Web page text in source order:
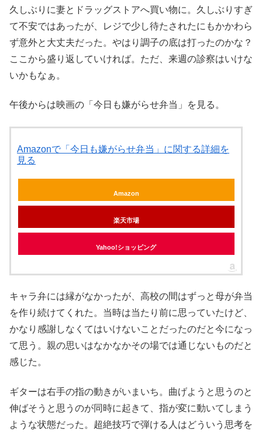
久しぶりに妻とドラッグストアへ買い物に。久しぶりすぎ
て不安ではあったが、レジで少し待たされたにもかかわら
ず意外と大丈夫だった。やはり調子の底は打ったのかな？
ここから盛り返していければ。ただ、来週の診察はいけな
いかもなぁ。
午後からは映画の「今日も嫌がらせ弁当」を見る。
Amazonで「今日も嫌がらせ弁当」に関する詳細を
見る
Amazon
楽天市場
Yahoo!ショッピング
キャラ弁には縁がなかったが、高校の間はずっと母が弁当
を作り続けてくれた。当時は当たり前に思っていたけど、
かなり感謝しなくてはいけないことだったのだと今になっ
て思う。親の思いはなかなかその場では通じないものだと
感じた。
ギターは右手の指の動きがいまいち。曲げようと思うのと
伸ばそうと思うのが同時に起きて、指が変に動いてしまう
ような状態だった。超絶技巧で弾ける人はどういう思考を